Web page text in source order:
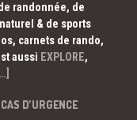
randonnée, de
& de sports
carnets de rando,
aussi EXPLORE,
[…]
D’URGENCE